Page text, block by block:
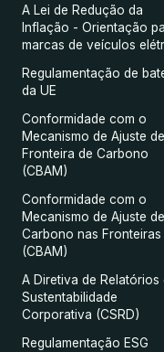
A Lei de Redução da
Inflação - Orientação
marcas de veículos
Regulamentação de
da UE
Conformidade com o
Mecanismo de Ajuste de
Fronteira de Carbono
(CBAM)
Conformidade com o
Mecanismo de Ajuste de
Carbono nas Fronteiras
(CBAM)
A Diretiva de Relatórios
Sustentabilidade
Corporativa (CSRD)
Regulamentação ESG